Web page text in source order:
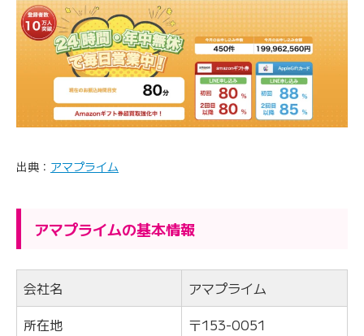
出典： アマプライム
アマプライムの基本情報
会社名
アマプライム
所在地
〒153-0051